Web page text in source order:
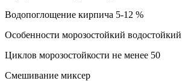
Водопоглощение кирпича 5-12 %
Особенности морозостойкий водостойкий
Циклов морозостойкости не менее 50
Смешивание миксер